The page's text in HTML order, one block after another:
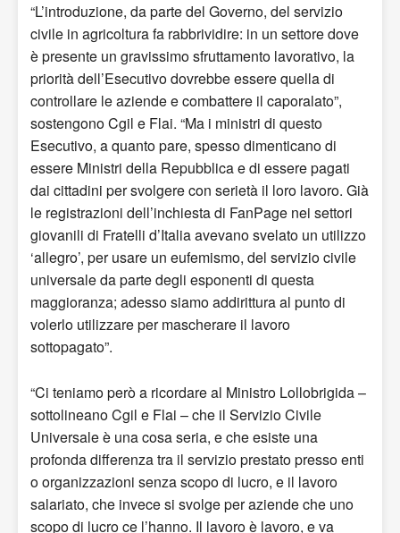
“L’introduzione, da parte del Governo, del servizio
civile in agricoltura fa rabbrividire: in un settore dove
è presente un gravissimo sfruttamento lavorativo, la
priorità dell’Esecutivo dovrebbe essere quella di
controllare le aziende e combattere il caporalato”,
sostengono Cgil e Flai. “Ma i ministri di questo
Esecutivo, a quanto pare, spesso dimenticano di
essere Ministri della Repubblica e di essere pagati
dai cittadini per svolgere con serietà il loro lavoro. Già
le registrazioni dell’inchiesta di FanPage nei settori
giovanili di Fratelli d’Italia avevano svelato un utilizzo
‘allegro’, per usare un eufemismo, del servizio civile
universale da parte degli esponenti di questa
maggioranza; adesso siamo addirittura al punto di
volerlo utilizzare per mascherare il lavoro
sottopagato”.
“Ci teniamo però a ricordare al Ministro Lollobrigida –
sottolineano Cgil e Flai – che il Servizio Civile
Universale è una cosa seria, e che esiste una
profonda differenza tra il servizio prestato presso enti
o organizzazioni senza scopo di lucro, e il lavoro
salariato, che invece si svolge per aziende che uno
scopo di lucro ce l’hanno. Il lavoro è lavoro, e va